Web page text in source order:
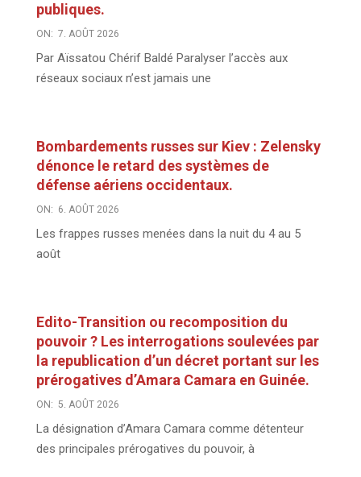
publiques.
ON: 7. AOÛT 2026
Par Aïssatou Chérif Baldé Paralyser l’accès aux
réseaux sociaux n’est jamais une
Bombardements russes sur Kiev : Zelensky
dénonce le retard des systèmes de
défense aériens occidentaux.
ON: 6. AOÛT 2026
Les frappes russes menées dans la nuit du 4 au 5
août
Edito-Transition ou recomposition du
pouvoir ? Les interrogations soulevées par
la republication d’un décret portant sur les
prérogatives d’Amara Camara en Guinée.
ON: 5. AOÛT 2026
La désignation d’Amara Camara comme détenteur
des principales prérogatives du pouvoir, à